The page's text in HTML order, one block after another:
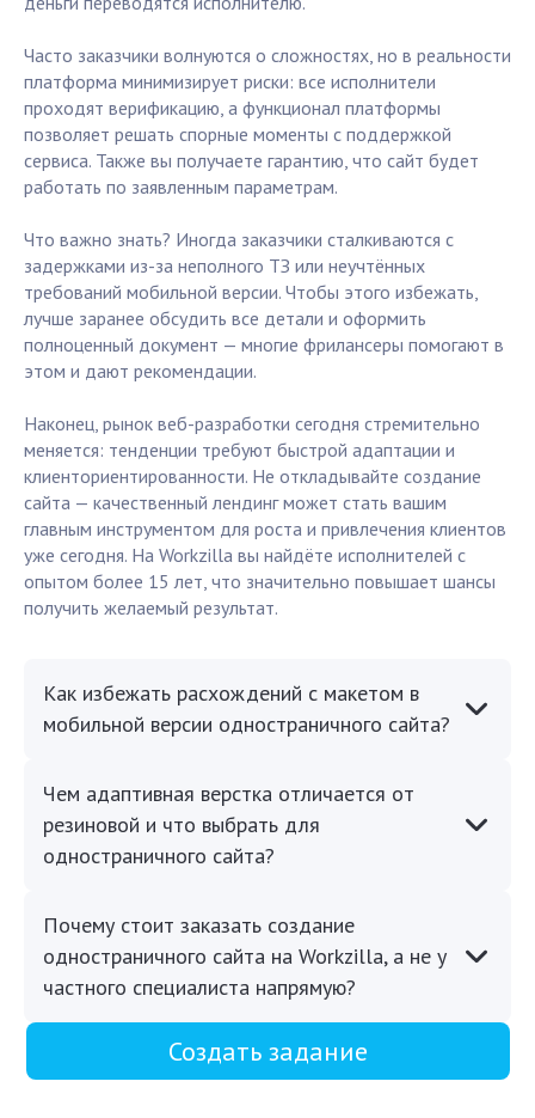
Часто заказчики волнуются о сложностях, но в реальности
платформа минимизирует риски: все исполнители
проходят верификацию, а функционал платформы
позволяет решать спорные моменты с поддержкой
сервиса. Также вы получаете гарантию, что сайт будет
работать по заявленным параметрам.
Что важно знать? Иногда заказчики сталкиваются с
задержками из-за неполного ТЗ или неучтённых
требований мобильной версии. Чтобы этого избежать,
лучше заранее обсудить все детали и оформить
полноценный документ — многие фрилансеры помогают в
этом и дают рекомендации.
Наконец, рынок веб-разработки сегодня стремительно
меняется: тенденции требуют быстрой адаптации и
клиенториентированности. Не откладывайте создание
сайта — качественный лендинг может стать вашим
главным инструментом для роста и привлечения клиентов
уже сегодня. На Workzilla вы найдёте исполнителей с
опытом более 15 лет, что значительно повышает шансы
получить желаемый результат.
Как избежать расхождений с макетом в
мобильной версии одностраничного сайта?
Чем адаптивная верстка отличается от
резиновой и что выбрать для
одностраничного сайта?
Почему стоит заказать создание
одностраничного сайта на Workzilla, а не у
частного специалиста напрямую?
Создать задание